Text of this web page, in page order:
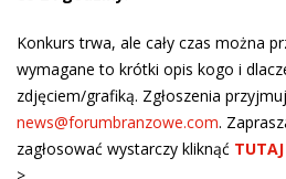
Konkurs trwa, ale cały czas można
wymagane to krótki opis kogo i
zdjęciem/grafiką. Zgłoszenia
news@forumbranzowe.com.
zagłosować wystarczy kliknąć TUTAJ